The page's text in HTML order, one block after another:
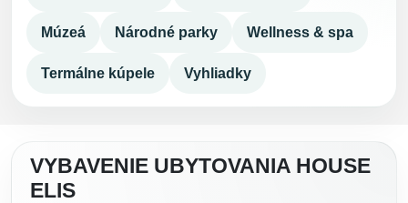
Múzeá Národné parky Wellness & spa
Termálne kúpele Vyhliadky
VYBAVENIE UBYTOVANIA HOUSE
ELIS